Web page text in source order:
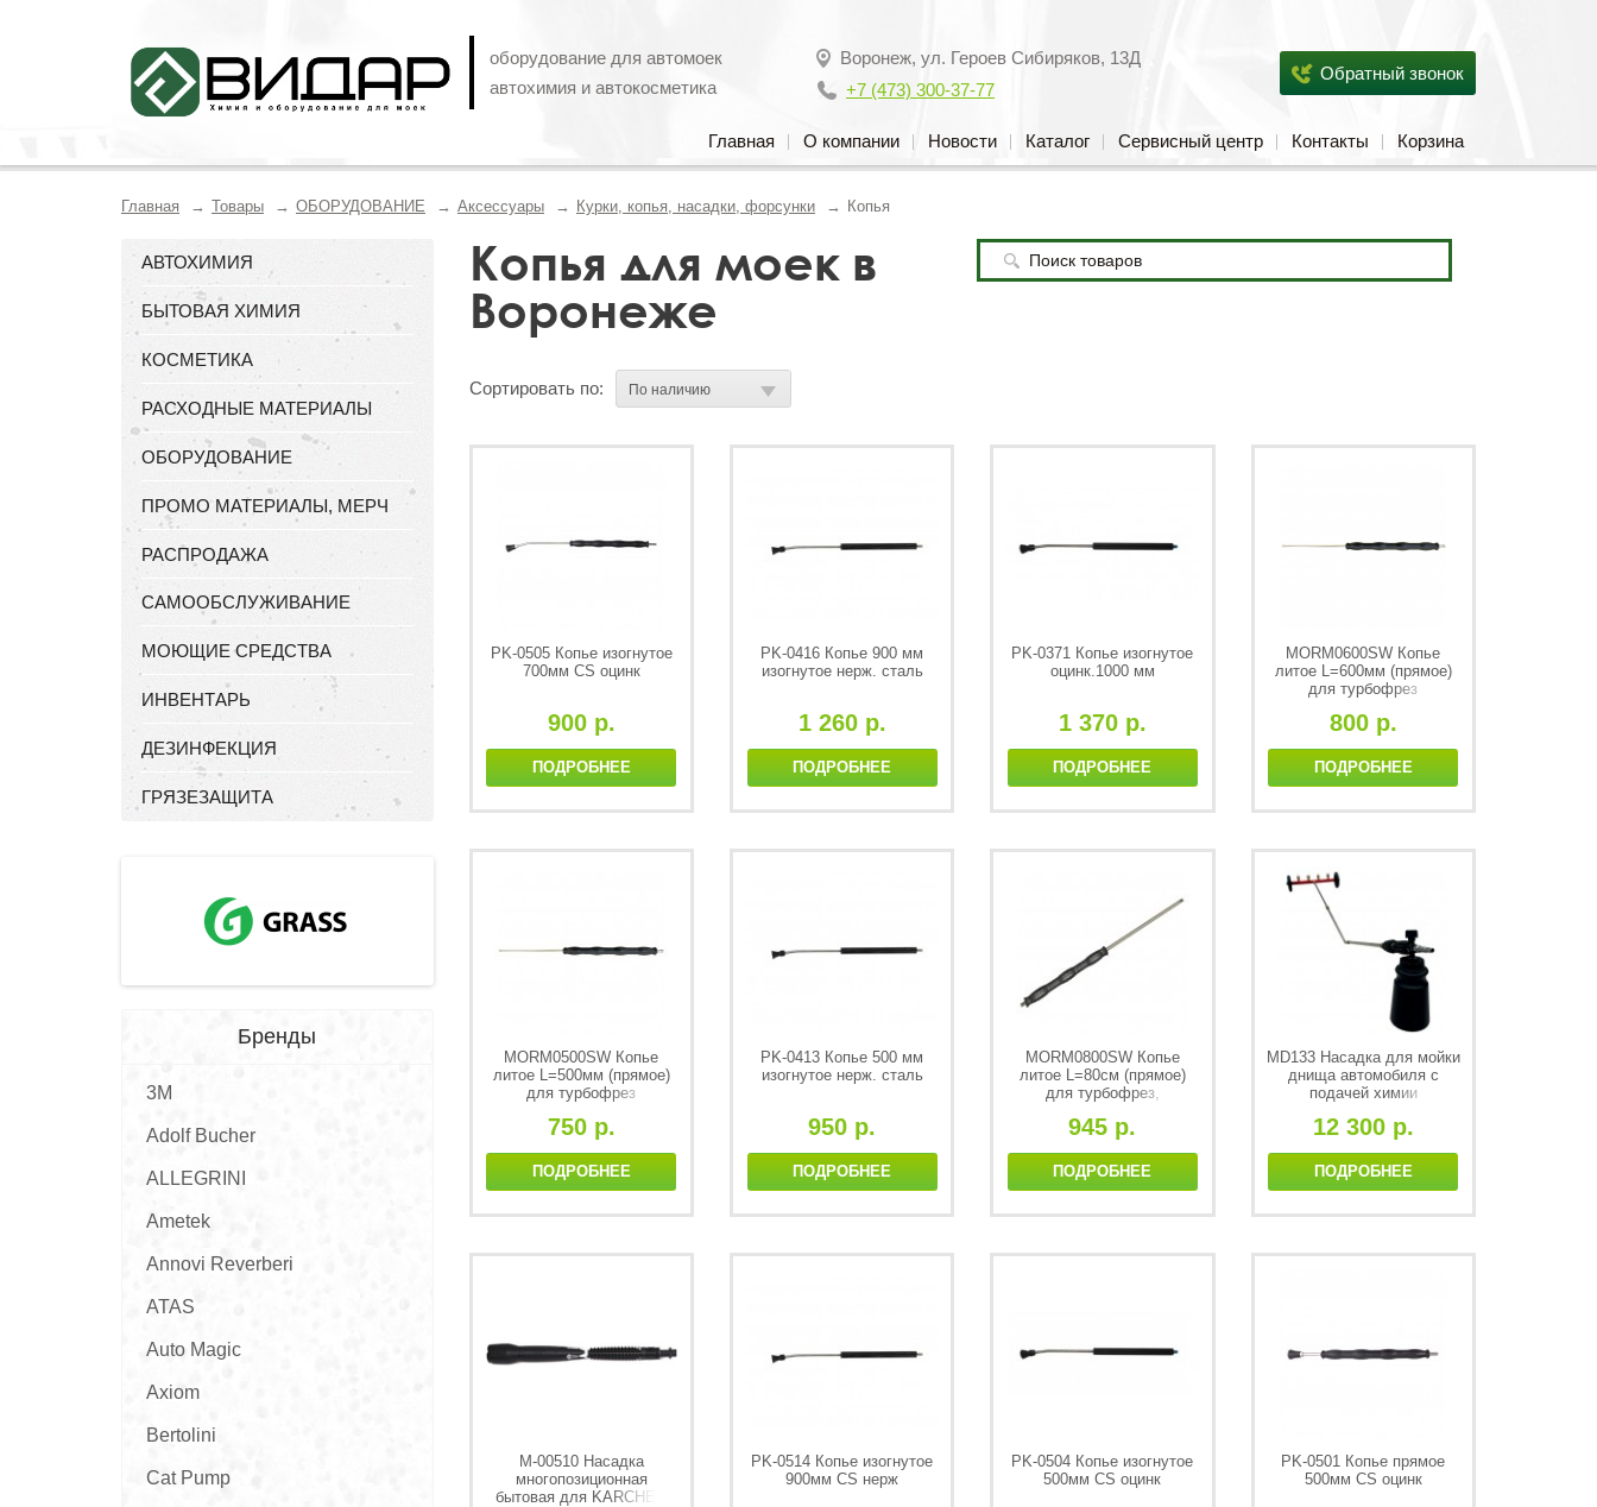
оборудование для автомоек
автохимия и автокосметика
Воронеж, ул. Героев Сибиряков, 13Д
+7 (473) 300-37-77
Обратный звонок
Главная О компании Новости Каталог Сервисный центр Контакты Корзина
Главная Товары ОБОРУДОВАНИЕ Аксессуары Курки, копья, насадки, форсунки Копья
АВТОХИМИЯ
БЫТОВАЯ ХИМИЯ
КОСМЕТИКА
РАСХОДНЫЕ МАТЕРИАЛЫ
ОБОРУДОВАНИЕ
ПРОМО МАТЕРИАЛЫ, МЕРЧ
РАСПРОДАЖА
САМООБСЛУЖИВАНИЕ
МОЮЩИЕ СРЕДСТВА
ИНВЕНТАРЬ
ДЕЗИНФЕКЦИЯ
ГРЯЗЕЗАЩИТА
Бренды
3M
Adolf Bucher
ALLEGRINI
Ametek
Annovi Reverberi
ATAS
Auto Magic
Axiom
Bertolini
Cat Pump
Копья для моек в
Воронеже
Сортировать по:
PK-0505 Копье изогнутое
700мм CS оцинк
900 р.
ПОДРОБНЕЕ
PK-0416 Копье 900 мм
изогнутое нерж. сталь
1 260 р.
ПОДРОБНЕЕ
PK-0371 Копье изогнутое
оцинк.1000 мм
1 370 р.
ПОДРОБНЕЕ
MORM0600SW Копье
литое L=600мм (прямое)
для турбофрез
800 р.
ПОДРОБНЕЕ
MORM0500SW Копье
литое L=500мм (прямое)
для турбофрез
750 р.
ПОДРОБНЕЕ
PK-0413 Копье 500 мм
изогнутое нерж. сталь
950 р.
ПОДРОБНЕЕ
MORM0800SW Копье
литое L=80см (прямое)
для турбофрез,
оцинк.сталь
945 р.
ПОДРОБНЕЕ
MD133 Насадка для мойки
днища автомобиля с
подачей химии
12 300 р.
ПОДРОБНЕЕ
M-00510 Насадка
многопозиционная
бытовая для KARCHER
PK-0514 Копье изогнутое
900мм CS нерж
PK-0504 Копье изогнутое
500мм CS оцинк
PK-0501 Копье прямое
500мм CS оцинк